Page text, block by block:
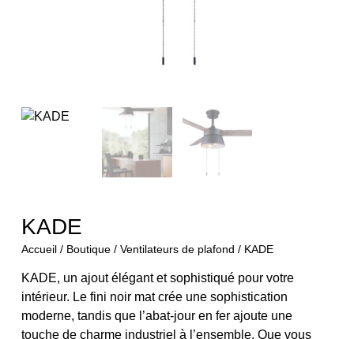
KADE
Accueil/ Boutique/ Ventilateurs de plafond / KADE
KADE, un ajout élégant et sophistiqué pour votre
intérieur. Le fini noir mat crée une sophistication
moderne, tandis que l’abat-jour en fer ajoute une
touche de charme industriel à l’ensemble. Que vous